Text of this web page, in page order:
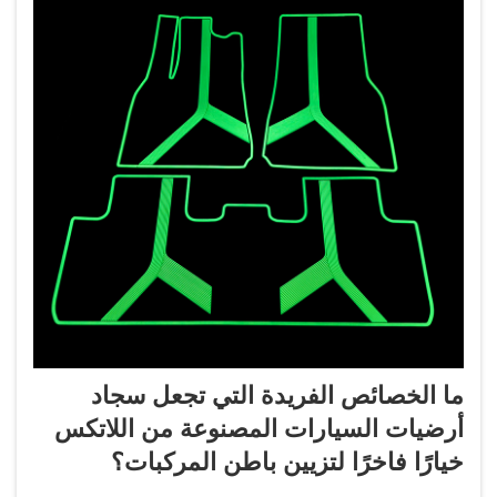
ما الخصائص الفريدة التي تجعل سجاد
أرضيات السيارات المصنوعة من اللاتكس
خيارًا فاخرًا لتزيين باطن المركبات؟